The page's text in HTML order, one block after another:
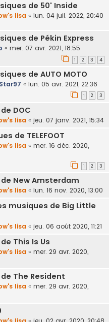
de 50' Inside
lisa « lun. 04 juil. 2022, 20:40
de Pékin Express
« mer. 07 avr. 2021, 18:55
1 2 3 4
de AUTO MOTO
« lun. 05 avr. 2021, 22:36
1 2 3
DOC
lisa « jeu. 07 janv. 2021, 15:34
de TELEFOOT
lisa « mer. 16 déc. 2020,
1 2 3
New Amsterdam
lisa « lun. 16 nov. 2020, 13:00
musiques de Big Little
lisa « jeu. 06 août 2020, 11:21
This Is Us
lisa « mer. 29 avr. 2020,
The Resident
lisa « mer. 29 avr. 2020,